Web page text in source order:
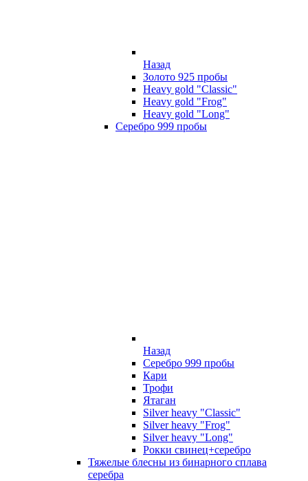
Назад
Золото 925 пробы
Heavy gold "Classic"
Heavy gold "Frog"
Heavy gold "Long"
Серебро 999 пробы
Назад
Серебро 999 пробы
Кари
Трофи
Ятаган
Silver heavy "Classic"
Silver heavy "Frog"
Silver heavy "Long"
Рокки свинец+серебро
Тяжелые блесны из бинарного сплава
серебра